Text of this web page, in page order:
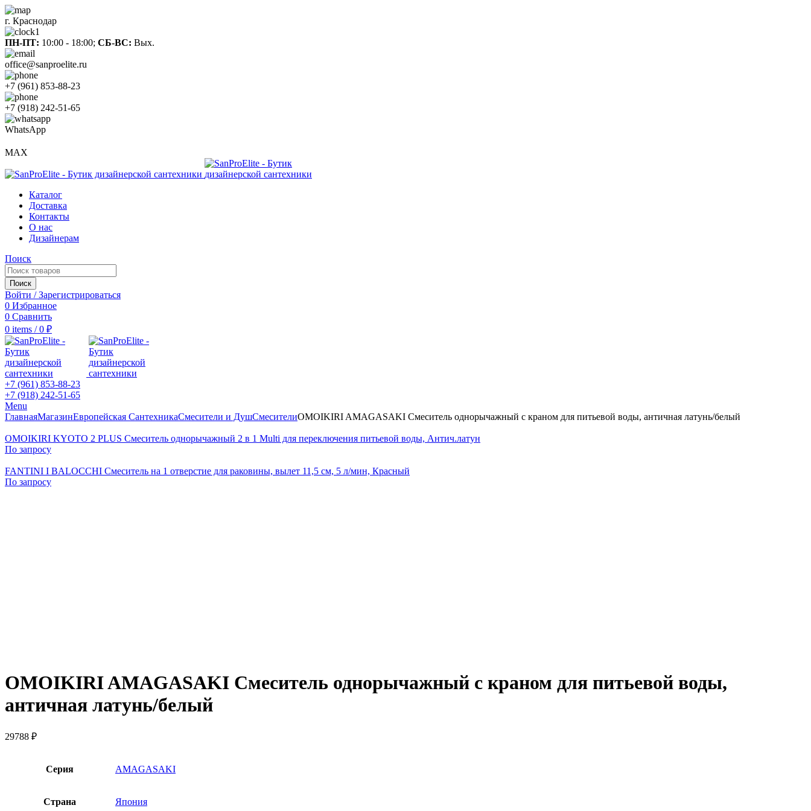
г. Краснодар
ПН-ПТ: 10:00 - 18:00; СБ-ВС: Вых.
office@sanproelite.ru
+7 (961) 853-88-23
+7 (918) 242-51-65
WhatsApp
MAX
Каталог
Доставка
Контакты
О нас
Дизайнерам
Поиск
Поиск
Войти / Зарегистрироваться
0 Избранное
0 Сравнить
0 items / 0 ₽
+7 (961) 853-88-23
+7 (918) 242-51-65
Menu
ГлавнаяМагазинЕвропейская СантехникаСмесители и ДушСмесителиOMOIKIRI AMAGASAKI Смеситель однорычажный с краном для питьевой воды, античная латунь/белый
OMOIKIRI KYOTO 2 PLUS Смеситель однорычажный 2 в 1 Multi для переключения питьевой воды, Антич.латун
По запросу
FANTINI I BALOCCHI Смеситель на 1 отверстие для раковины, вылет 11,5 см, 5 л/мин, Красный
По запросу
OMOIKIRI AMAGASAKI Смеситель однорычажный с краном для питьевой воды,
античная латунь/белый
29788 ₽
Серия AMAGASAKI
Страна Япония